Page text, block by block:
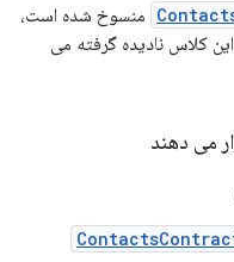
منسوخ شده است،
کلاس نادیده گرفته می